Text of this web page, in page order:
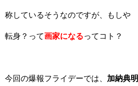
称しているそうなのですが、もしや
転身？って画家になるってコト？
今回の爆報フライデーでは、 加納典明